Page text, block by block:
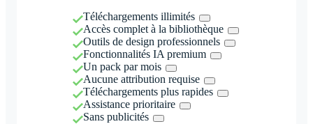
Téléchargements illimités
Accès complet à la bibliothèque
Outils de design professionnels
Fonctionnalités IA premium
Un pack par mois
Aucune attribution requise
Téléchargements plus rapides
Assistance prioritaire
Sans publicités